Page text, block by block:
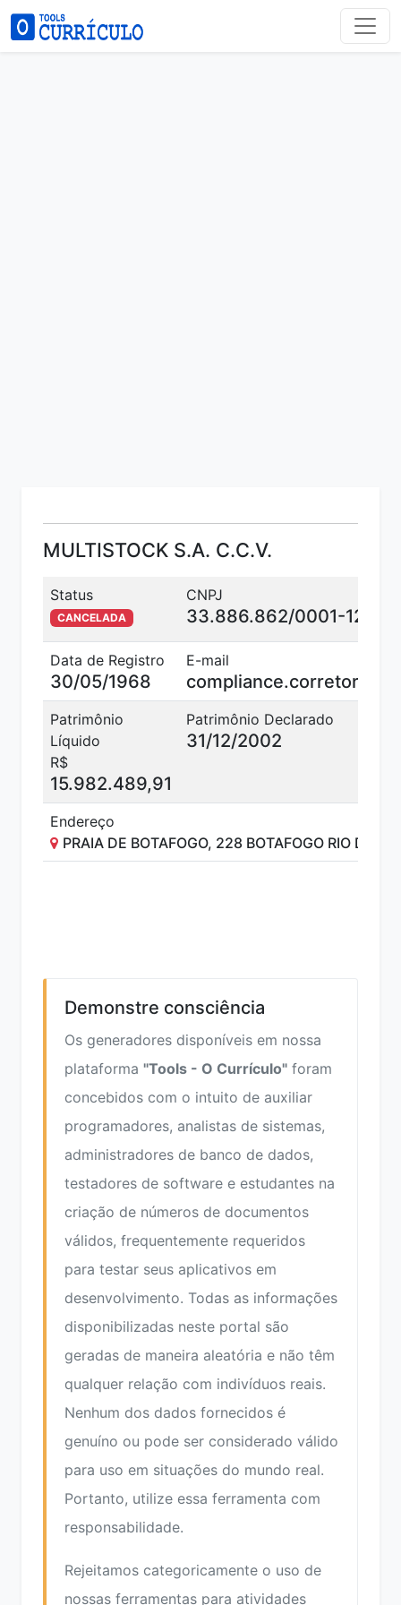
MULTISTOCK S.A. C.C.V.
Status
CANCELADA
CNPJ
33.886.862/0001-12
Data de Registro
30/05/1968
E-mail
Patrimônio
Líquido
R$
15.982.489,91
Patrimônio Declarado
31/12/2002
Endereço
PRAIA DE BOTAFOGO, 228 BOTAFOGO RIO DE
Demonstre consciência
Os generadores disponíveis em nossa
plataforma "Tools - O Currículo" foram
concebidos com o intuito de auxiliar
programadores, analistas de sistemas,
administradores de banco de dados,
testadores de software e estudantes na
criação de números de documentos
válidos, frequentemente requeridos
para testar seus aplicativos em
desenvolvimento. Todas as informações
disponibilizadas neste portal são
geradas de maneira aleatória e não têm
qualquer relação com indivíduos reais.
Nenhum dos dados fornecidos é
genuíno ou pode ser considerado válido
para uso em situações do mundo real.
Portanto, utilize essa ferramenta com
responsabilidade.
Rejeitamos categoricamente o uso de
nossas ferramentas para atividades